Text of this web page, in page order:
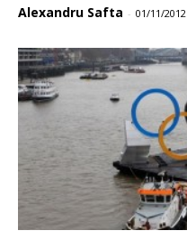
Alexandru Safta - 01/11/2012